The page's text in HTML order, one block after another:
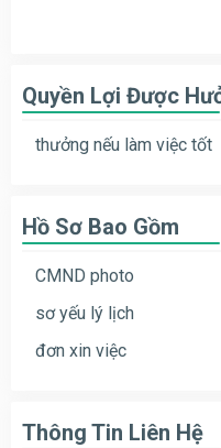
Quyền Lợi Được
thưởng nếu làm việc tốt
Hồ Sơ Bao Gồm
CMND photo
sơ yếu lý lịch
đơn xin việc
Thông Tin Liên Hệ